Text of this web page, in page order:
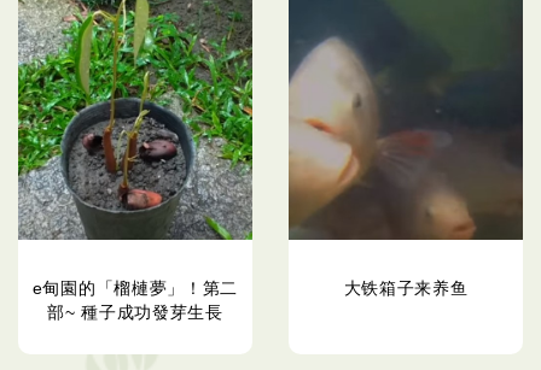
e甸園的「榴槤夢」！第二
部~ 種子成功發芽生長
大铁箱子来养鱼